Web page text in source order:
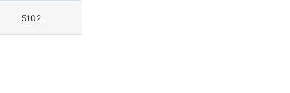
5102